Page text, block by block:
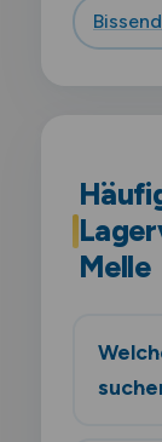
Melle